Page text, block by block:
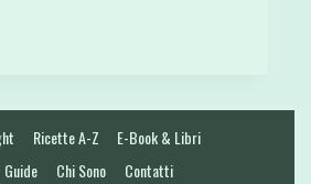
Ricette A-Z
E-Book & Libri
Chi Sono Contatti